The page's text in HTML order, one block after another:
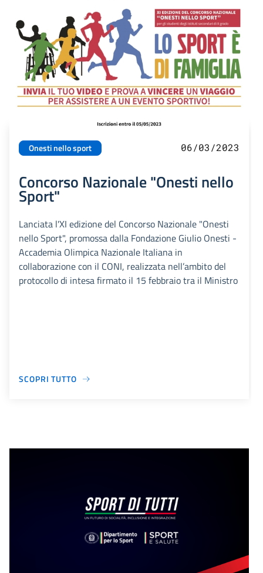
Onesti nello sport 06/03/2023
Concorso Nazionale "Onesti nello
Sport"
Lanciata l'XI edizione del Concorso Nazionale "Onesti
nello Sport", promossa dalla Fondazione Giulio Onesti -
Accademia Olimpica Nazionale Italiana in
collaborazione con il CONI, realizzata nell’ambito del
protocollo di intesa firmato il 15 febbraio tra il Ministro
SCOPRI TUTTO